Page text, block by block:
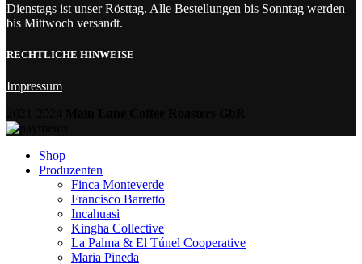
Dienstags ist unser Rösttag. Alle Bestellungen bis Sonntag werden
bis Mittwoch versandt.
RECHTLICHE HINWEISE
Impressum
Shop
Produzenten
Finca Monteverde
Francisco Barretto
Incahuasi
Kingha Collective
La Palma & El Túnel Cooperative
Maria Pineda